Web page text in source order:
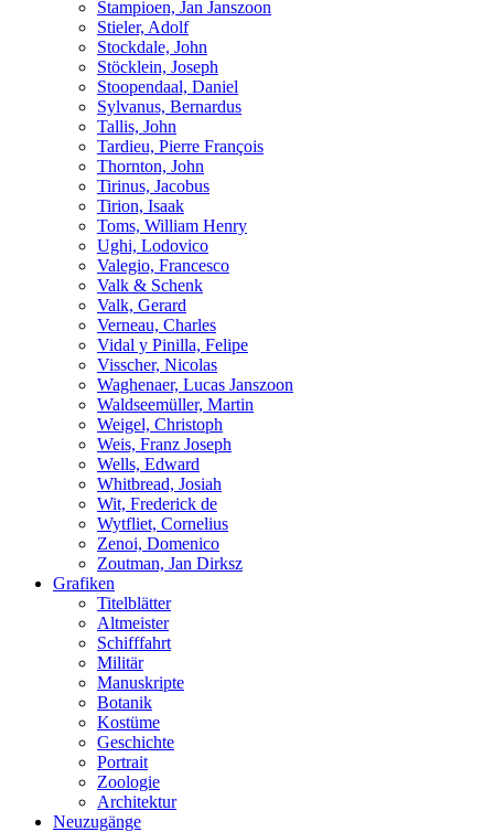
Stampioen, Jan Janszoon
Stieler, Adolf
Stockdale, John
Stöcklein, Joseph
Stoopendaal, Daniel
Sylvanus, Bernardus
Tallis, John
Tardieu, Pierre François
Thornton, John
Tirinus, Jacobus
Tirion, Isaak
Toms, William Henry
Ughi, Lodovico
Valegio, Francesco
Valk & Schenk
Valk, Gerard
Verneau, Charles
Vidal y Pinilla, Felipe
Visscher, Nicolas
Waghenaer, Lucas Janszoon
Waldseemüller, Martin
Weigel, Christoph
Weis, Franz Joseph
Wells, Edward
Whitbread, Josiah
Wit, Frederick de
Wytfliet, Cornelius
Zenoi, Domenico
Zoutman, Jan Dirksz
Grafiken
Titelblätter
Altmeister
Schifffahrt
Militär
Manuskripte
Botanik
Kostüme
Geschichte
Portrait
Zoologie
Architektur
Neuzugänge